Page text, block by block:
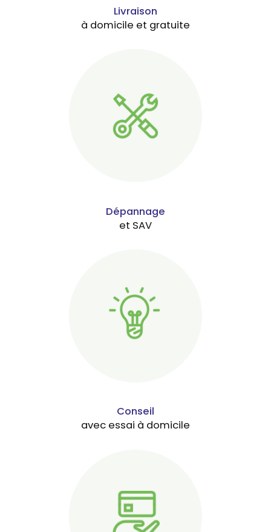
Livraison
à domicile et gratuite
Dépannage
et SAV
Conseil
avec essai à domicile